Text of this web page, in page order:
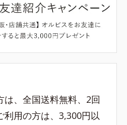
は、全国送料無料、2回
利用の方は、3,300円以